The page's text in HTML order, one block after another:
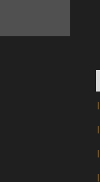
|
|
|
|